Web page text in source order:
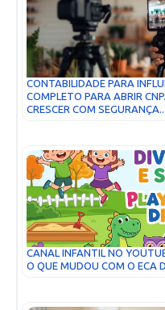
CONTABILIDADE PARA
COMPLETO PARA ABRIR
CRESCER COM SEGURANÇA...
CANAL INFANTIL NO
O QUE MUDOU COM O ECA